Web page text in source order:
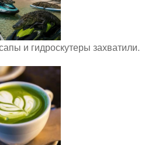
и гидроскутеры захватили.